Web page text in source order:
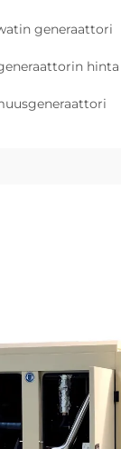
generaattori
hinta